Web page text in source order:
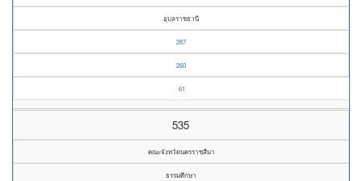
อุบลราชธานี
287
260
61
535
คณะจังหวัดนครราชสีมา
ธรรมศึกษา